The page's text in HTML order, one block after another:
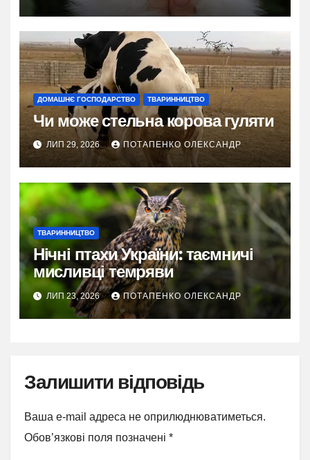
ДОМАШНЄ ГОСПОДАРСТВО ТВАРИННИЦТВО
Чи може стельна корова гуляти
ЛИП 29, 2026 ПОТАПЕНКО ОЛЕКСАНДР
ТВАРИННИЦТВО
Нічні птахи України: таємничі
мисливці темряви
ЛИП 23, 2026 ПОТАПЕНКО ОЛЕКСАНДР
Залишити відповідь
Ваша e-mail адреса не оприлюднюватиметься.
Обов’язкові поля позначені *